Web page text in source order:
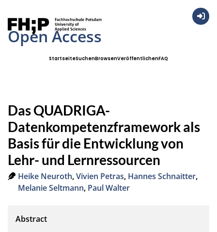
Open Access
StartseiteSuchenBrowsenVeröffentlichenFAQ
Das QUADRIGA-
Datenkompetenzframework als
Basis für die Entwicklung von
Lehr- und Lernressourcen
Heike Neuroth,Vivien Petras, Hannes Schnaitter,
Melanie Seltmann, Paul Walter